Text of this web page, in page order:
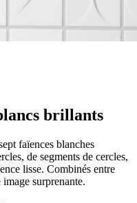
brillants
faïences blanches
de segments de cercles,
lisse. Combinés entre
surprenante.